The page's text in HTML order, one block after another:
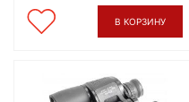
В КОРЗИНУ